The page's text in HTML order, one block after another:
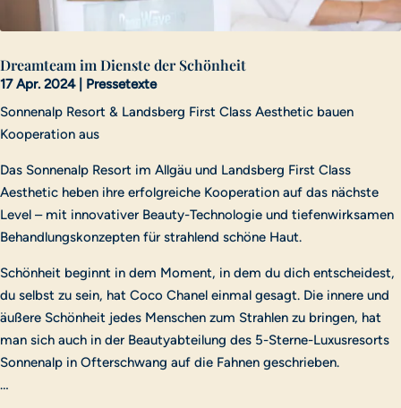
Dreamteam im Dienste der Schönheit
17 Apr. 2024| Pressetexte
Sonnenalp Resort & Landsberg First Class Aesthetic bauen
Kooperation aus
Das Sonnenalp Resort im Allgäu und Landsberg First Class
Aesthetic heben ihre erfolgreiche Kooperation auf das nächste
Level – mit innovativer Beauty-Technologie und tiefenwirksamen
Behandlungskonzepten für strahlend schöne Haut.
Schönheit beginnt in dem Moment, in dem du dich entscheidest,
du selbst zu sein, hat Coco Chanel einmal gesagt. Die innere und
äußere Schönheit jedes Menschen zum Strahlen zu bringen, hat
man sich auch in der Beautyabteilung des 5-Sterne-Luxusresorts
Sonnenalp in Ofterschwang auf die Fahnen geschrieben.
…